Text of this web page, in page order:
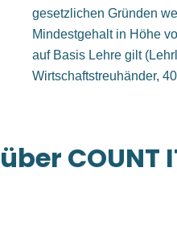
gesetzlichen Gründen
Mindestgehalt in Höhe
auf Basis Lehre gilt
Wirtschaftstreuhänder,
über COUNT